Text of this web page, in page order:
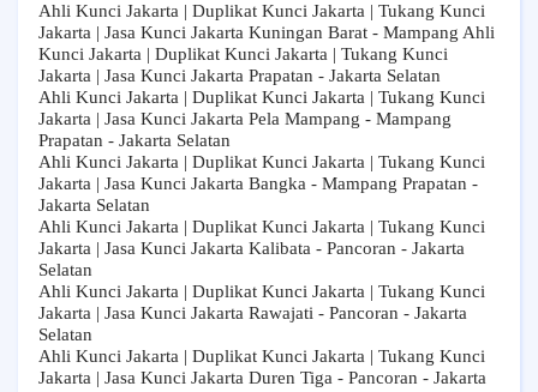
Ahli Kunci Jakarta | Duplikat Kunci Jakarta | Tukang Kunci
Jakarta | Jasa Kunci Jakarta Kuningan Barat - Mampang Ahli
Kunci Jakarta | Duplikat Kunci Jakarta | Tukang Kunci
Jakarta | Jasa Kunci Jakarta Prapatan - Jakarta Selatan
Ahli Kunci Jakarta | Duplikat Kunci Jakarta | Tukang Kunci
Jakarta | Jasa Kunci Jakarta Pela Mampang - Mampang
Prapatan - Jakarta Selatan
Ahli Kunci Jakarta | Duplikat Kunci Jakarta | Tukang Kunci
Jakarta | Jasa Kunci Jakarta Bangka - Mampang Prapatan -
Jakarta Selatan
Ahli Kunci Jakarta | Duplikat Kunci Jakarta | Tukang Kunci
Jakarta | Jasa Kunci Jakarta Kalibata - Pancoran - Jakarta
Selatan
Ahli Kunci Jakarta | Duplikat Kunci Jakarta | Tukang Kunci
Jakarta | Jasa Kunci Jakarta Rawajati - Pancoran - Jakarta
Selatan
Ahli Kunci Jakarta | Duplikat Kunci Jakarta | Tukang Kunci
Jakarta | Jasa Kunci Jakarta Duren Tiga - Pancoran - Jakarta